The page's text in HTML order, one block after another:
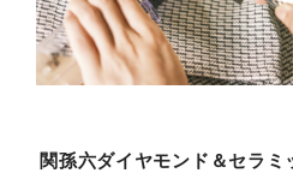
関孫六ダイヤモンド＆セラ